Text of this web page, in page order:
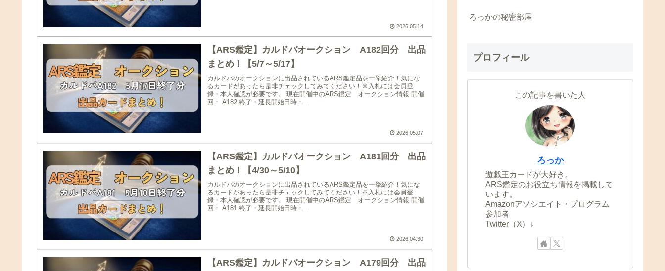
2026.05.14
【ARS鑑定】カルドバオークション A182回分 出品
まとめ！【5/7～5/17】
カルドバのオークションに出品されているARS鑑定品を一挙紹介！気にな
るカードがあったら是非チェックしてみてください！※入札には会員登
録・本人確認が必要です。 現在開催中のARS鑑定 オークション情報 開催
回： A182 終了・延長開始日時：...
2026.05.07
【ARS鑑定】カルドバオークション A181回分 出品
まとめ！【4/30～5/10】
カルドバのオークションに出品されているARS鑑定品を一挙紹介！気にな
るカードがあったら是非チェックしてみてください！※入札には会員登
録・本人確認が必要です。 現在開催中のARS鑑定 オークション情報 開催
回： A181 終了・延長開始日時：...
2026.04.30
【ARS鑑定】カルドバオークション A179回分 出品
ろっかの秘密部屋
プロフィール
この記事を書いた人
ろっか
遊戯王カードが大好き。
ARS鑑定のお役立ち情報を掲載して
います。
Amazonアソシエイト・プログラム
参加者
Twitter（X）↓